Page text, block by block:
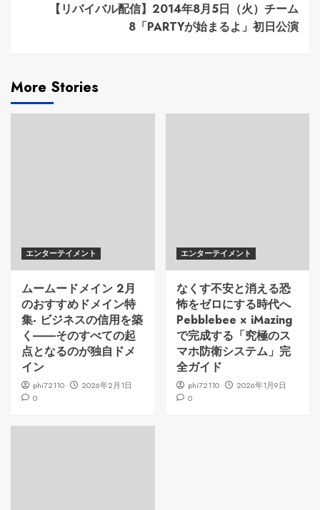
【リバイバル配信】2014年8月5日（火）チーム
8「PARTYが始まるよ」初日公演
More Stories
エンターテイメント
ムームードメイン 2月
のおすすめドメイン特
集- ビジネスの信用を築
く――そのすべての起
点となるのが独自ドメ
イン
phi72110
2026年2月1日
0
エンターテイメント
なくす不安と消える恐
怖をゼロにする時代へ
Pebblebee × iMazing
で完成する「究極のス
マホ防衛システム」完
全ガイド
phi72110
2026年1月9日
0